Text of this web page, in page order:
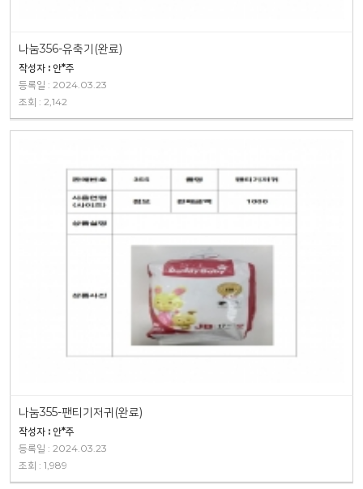
나눔356-유축기(완료)
작성자 : 안*주
등록일 : 2024.03.23
조회 : 2,142
나눔355-팬티기저귀(완료)
작성자 : 안*주
등록일 : 2024.03.23
조회 : 1,989